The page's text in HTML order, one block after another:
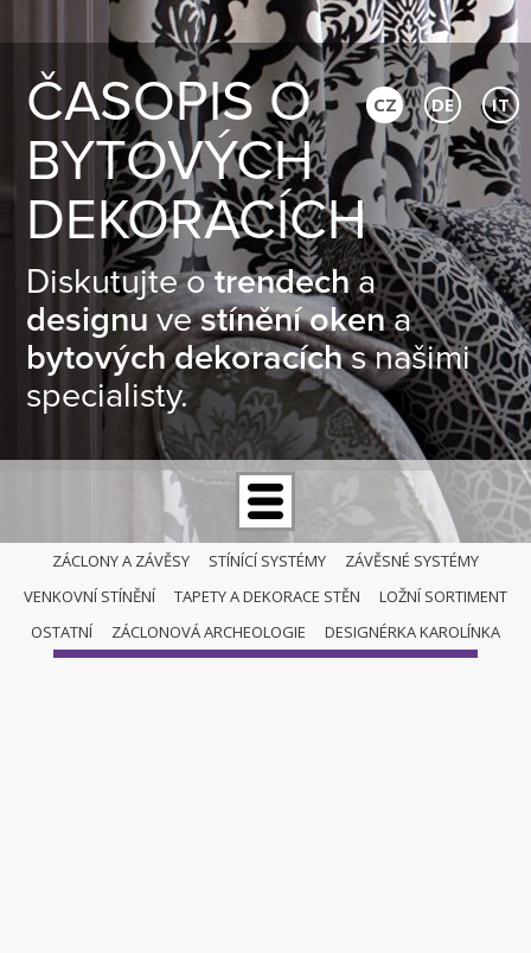
ČASOPIS O
BYTOVÝCH
DEKORACÍCH
Diskutujte otrendecha
designuvestínění okena
bytových dekoracíchs našimi
specialisty.
CZ DE IT
ZÁCLONY A ZÁVĚSY STÍNÍCÍ SYSTÉMY
ZÁVĚSNÉ SYSTÉMY
VENKOVNÍ STÍNĚNÍ
TAPETY A DEKORACE STĚN
LOŽNÍ SORTIMENT
OSTATNÍ
ZÁCLONOVÁ ARCHEOLOGIE DESIGNÉRKA KAROLÍNKA
ZÁCLONY A ZÁVĚSY